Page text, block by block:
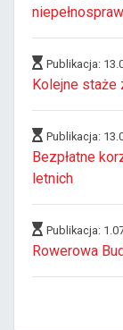
Publikacja:
Kolejne staże
Publikacja:
Bezpłatne
letnich
Publikacja:
Rowerowa